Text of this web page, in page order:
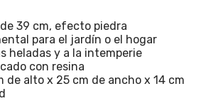
39 cm, efecto piedra
para el jardín o el hogar
heladas y a la intemperie
con resina
de alto x 25 cm de ancho x 14 cm